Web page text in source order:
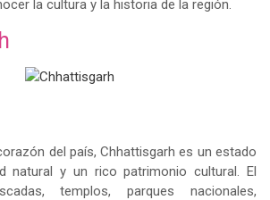
la cultura y la historia de la región.
del país, Chhattisgarh es un estado
natural y un rico patrimonio cultural. El
templos, parques nacionales,